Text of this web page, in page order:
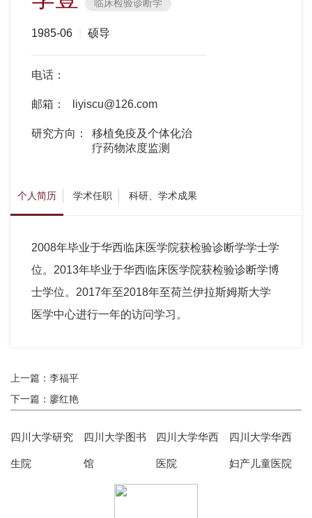
临床检验诊断学
1985-06 硕导
电话：
邮箱： liyiscu@126.com
研究方向：
移植免疫及个体化治
疗药物浓度监测
个人简历 学术任职 科研、学术成果
2008年毕业于华西临床医学院获检验诊断学学士学
位。2013年毕业于华西临床医学院获检验诊断学博
士学位。2017年至2018年至荷兰伊拉斯姆斯大学
医学中心进行一年的访问学习。
上一篇：李福平
下一篇：廖红艳
四川大学研究
生院
四川大学图书
馆
四川大学华西
医院
四川大学华西
妇产儿童医院